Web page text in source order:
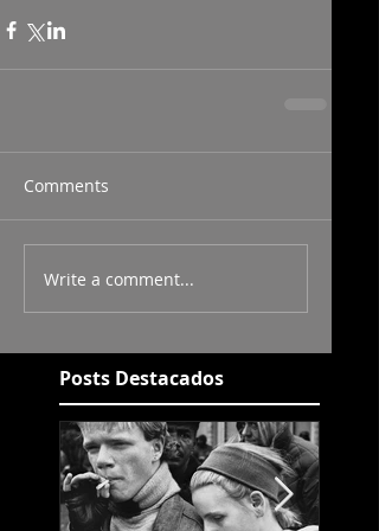
Comments
Write a comment...
Posts Destacados